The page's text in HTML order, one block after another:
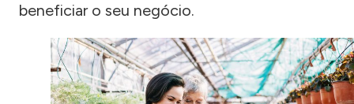
beneficiar o seu negócio.